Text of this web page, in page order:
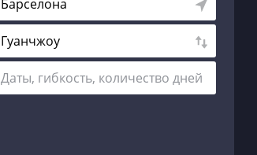
Даты, гибкость, количество дней